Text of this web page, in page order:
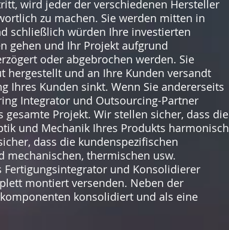
wird jeder der verschiedenen Hersteller
zu machen. Sie werden mitten in
schließlich würden Ihre investierten
gehen und Ihr Projekt aufgrund
oder abgebrochen werden. Sie
hergestellt und an Ihre Kunden versandt
Ihres Kunden sinkt. Wenn Sie andererseits
Integrator und Outsourcing-Partner
Projekt. Wir stellen sicher, dass die
und Mechanik Ihres Produkts harmonisch
dass die kundenspezifischen
mechanischen, thermischen usw.
und Konsolidierer
montiert versenden. Neben der
konsolidiert und als eine